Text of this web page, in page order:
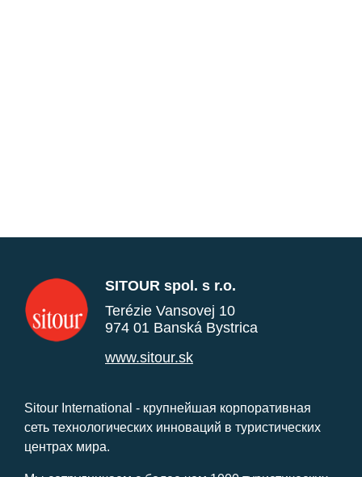
SITOUR spol. s r.o.
Terézie Vansovej 10
974 01 Banská Bystrica
www.sitour.sk
Sitour International - крупнейшая корпоративная
сеть технологических инноваций в туристических
центрах мира.